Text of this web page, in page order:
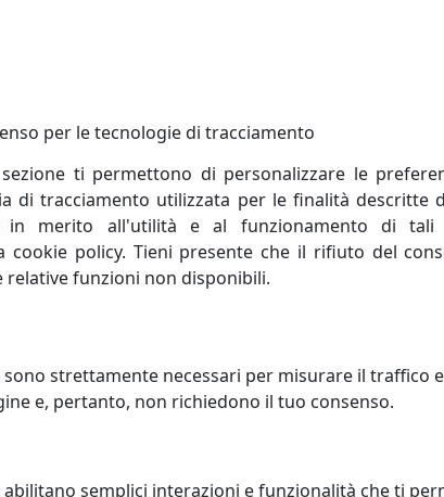
IN METALLO
13X18,
255020AM
123,00 €
PORTAFOTO LUCE IN METALLO
ARGENTATO, FOTO RITRATTO 18X24,
OTTAVIANI HOME, CODICE 255019M
Ottaviani
per le tecnologie di tracciamento
ti permettono di personalizzare le
di tracciamento utilizzata per le finalità descritte
in merito all'utilità e al funzionamento di tali
policy. Tieni presente che il rifiuto del
funzioni non disponibili.
strettamente necessari per misurare il traffico
e, pertanto, non richiedono il tuo consenso.
semplici interazioni e funzionalità che ti